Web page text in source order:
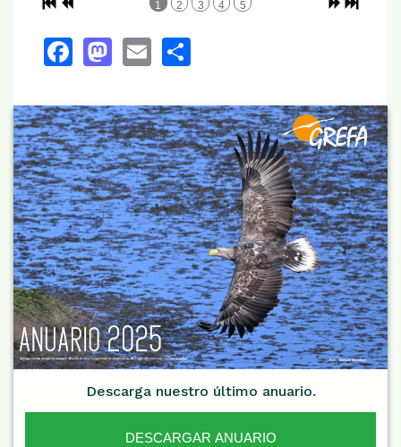
1 2 3 4 5
Facebook
Mastodon
Email
Descarga nuestro último anuario.
DESCARGAR ANUARIO